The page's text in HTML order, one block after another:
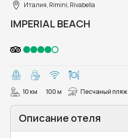
Италия, Rimini, Rivabella
IMPERIAL BEACH
10 км 100 м Песчаный пляж
Описание отеля